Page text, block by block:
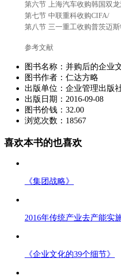
第六节 上海汽车收购韩国双
第七节 中联重科收购CIFA/
第八节 三一重工收购普茨迈
参考文献
图书名称：并购后的企业
图书作者：仁达方略
出版单位：企业管理出版
出版日期：2016-09-08
图书价钱：32.00
浏览次数：18567
喜欢本书的也喜欢
《集团战略》
2016年传统产业去产能实
《企业文化的39个细节》